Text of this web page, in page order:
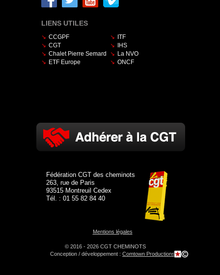
LIENS UTILES
CCGPF
CGT
Chalet Pierre Semard
ETF Europe
ITF
IHS
La NVO
ONCF
Fédération CGT des cheminots
263, rue de Paris
93515 Montreuil Cedex
Tél. : 01 55 82 84 40
Mentions légales
© 2016 - 2026 CGT CHEMINOTS
Conception / développement : Comtown Productions